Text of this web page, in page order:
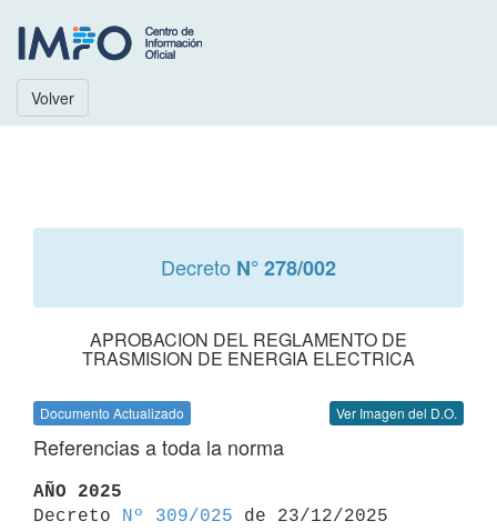
Volver
Decreto N° 278/002
APROBACION DEL REGLAMENTO DE
TRASMISION DE ENERGIA ELECTRICA
Documento Actualizado Ver Imagen del D.O.
Referencias a toda la norma
AÑO 2025
Decreto
Nº 309/025 de 23/12/2025